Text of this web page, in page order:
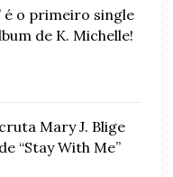
é o primeiro single
de K. Michelle!
Mary J. Blige
“Stay With Me”